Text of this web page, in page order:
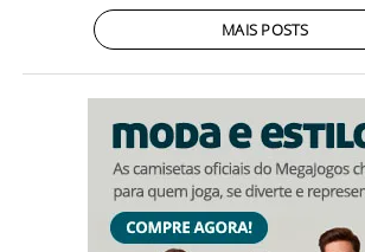
MAIS POSTS